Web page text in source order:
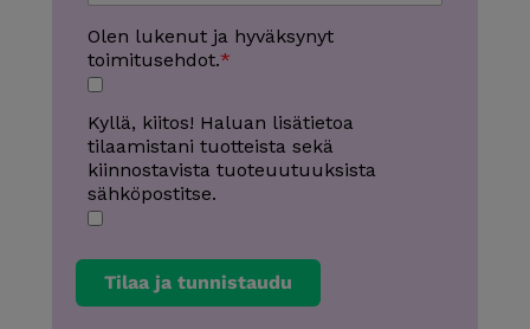
Olen lukenut ja hyväksynyt
toimitusehdot.
Kyllä, kiitos! Haluan lisätietoa
tilaamistani tuotteista sekä
kiinnostavista tuoteuutuuksista
sähköpostitse.
Tilaa ja tunnistaudu